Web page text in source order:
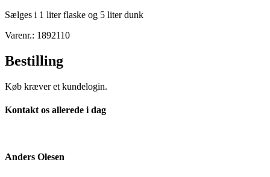
Sælges i 1 liter flaske og 5 liter dunk
Varenr.: 1892110
Bestilling
Køb kræver et kundelogin.
Kontakt os allerede i dag
Anders Olesen